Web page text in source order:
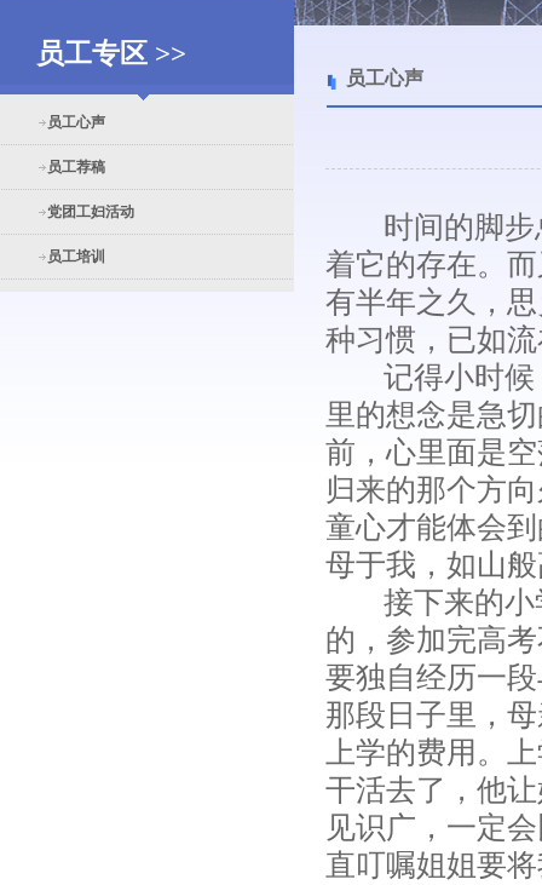
员工专区 >>
员工心声
员工荐稿
党团工妇活动
员工培训
员工心声
时间的脚步
着它的存在。
有半年之久，
种习惯，已如
记得小时候
里的想念是急
前，心里面是
归来的那个方
童心才能体会
母于我，如山
接下来的小
的，参加完高
要独自经历一
那段日子里，
上学的费用。
干活去了，他
见识广，一定
直叮嘱姐姐要